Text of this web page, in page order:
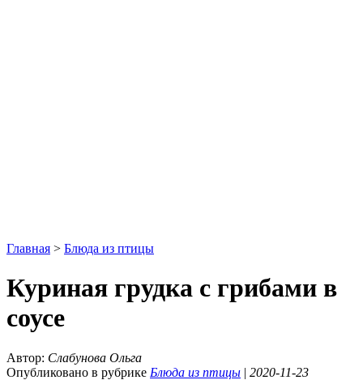
Главная > Блюда из птицы
Куриная грудка с грибами в
соусе
Автор: Слабунова Ольга
Опубликовано в рубрике Блюда из птицы | 2020-11-23